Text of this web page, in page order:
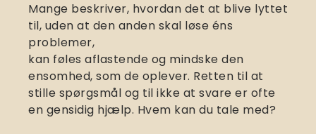
Mange beskriver, hvordan det at blive lyttet
til, uden at den anden skal løse éns
problemer,
kan føles aflastende og mindske den
ensomhed, som de oplever. Retten til at
stille spørgsmål og til ikke at svare er ofte
en gensidig hjælp. Hvem kan du tale med?